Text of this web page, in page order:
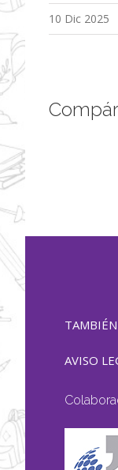
10 Dic 2025
TAMBIÉN
AVISO